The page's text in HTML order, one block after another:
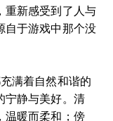
重新感受到了人与
自于游戏中那个没
满着自然和谐的
宁静与美好。清
温暖而柔和；傍